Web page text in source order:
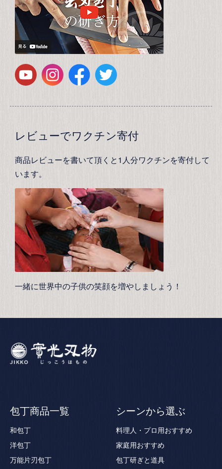
レビューでワクチン寄付
商品レビューを書いて頂くと1人分ワクチンを寄付して
います。
一緒に世界中の子供の笑顔を増やしましょう！
包丁商品一覧
和包丁
洋包丁
万能片刃包丁
シーンから選ぶ
料理人・プロ用おすすめ
家庭用おすすめ
包丁研ぎと道具